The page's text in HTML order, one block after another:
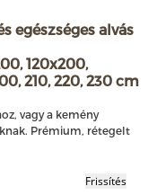
egészséges alvás
120x200,
210, 220, 230 cm
vagy a kemény
Prémium, rétegelt